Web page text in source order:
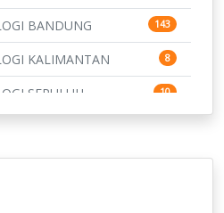
BANDUNG 143
KALIMANTAN 8
SEPULUH
10